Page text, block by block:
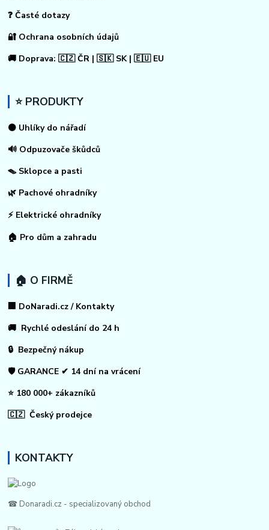
❓ Časté dotazy
🔐 Ochrana osobních údajů
🚚 Doprava: 🇨🇿 ČR | 🇸🇰 SK | 🇪🇺 EU
⭐ PRODUKTY
⚫ Uhlíky do nářadí
🔊 Odpuzovače škůdců
🪤 Sklopce a pasti
🌿 Pachové ohradníky
⚡ Elektrické ohradníky
🏠 Pro dům a zahradu
🏠 O FIRMĚ
🏢 DoNaradi.cz / Kontakty
🚚 Rychlé odeslání do 24 h
🔒 Bezpečný nákup
🛡️ GARANCE ✔ 14 dní na vrácení
⭐ 180 000+ zákazníků
🇨🇿 Český prodejce
KONTAKTY
☎ Donaradi.cz - specializovaný obchod